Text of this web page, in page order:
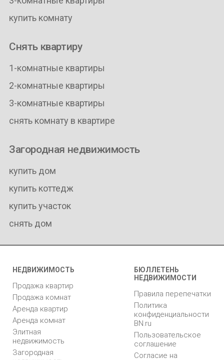
купить комнату
Снять квартиру
1-комнатные квартиры
2-комнатные квартиры
3-комнатные квартиры
снять комнату в квартире
Загородная недвижимость
купить дом
купить коттедж
купить участок
снять дом
НЕДВИЖИМОСТЬ
Продажа квартир
Продажа комнат
Аренда квартир
Аренда комнат
Элитная
недвижимость
Загородная
БЮЛЛЕТЕНЬ
НЕДВИЖИМОСТИ
Правила перепечатки
Политика
конфиденциальности
BN.ru
Пользовательское
соглашение
Согласие на